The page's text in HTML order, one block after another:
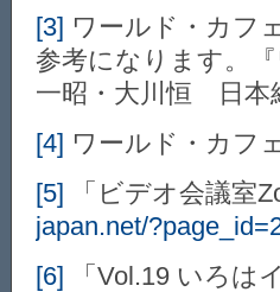
[3] ワールド・カフ
参考になります。
一昭・大川恒 日本
[4] ワールド・カ
[5] 「ビデオ会議室
japan.net/
[6] 「Vol.19 いろは